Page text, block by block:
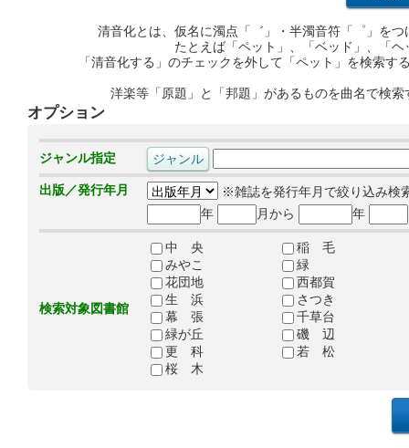
清音化とは、仮名に濁点「゛」・半濁音符「゜」を
たとえば「ペット」、「ベッド」、「
「清音化する」のチェックを外して「ペット」を検索
洋楽等「原題」と「邦題」があるものを曲名で検
オプション
ジャンル指定
出版／発行年月
※雑誌を発行年月で絞り込み検
年
月から 年
検索対象図書館
中 央
稲 毛
みやこ
緑
花団地
西都賀
生 浜
さつき
幕 張
千草台
緑が丘
磯 辺
更 科
若 松
桜 木